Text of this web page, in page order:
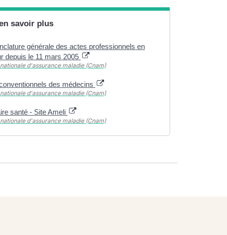
savoir plus
générale des actes professionnels en
depuis le 11 mars 2005
d'assurance maladie (Cnam)
des médecins
d'assurance maladie (Cnam)
santé - Site Ameli
d'assurance maladie (Cnam)